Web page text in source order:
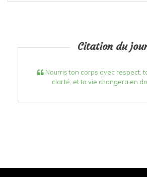
Citation du
Nourris ton corps avec respect,
clarté, et ta vie changera en